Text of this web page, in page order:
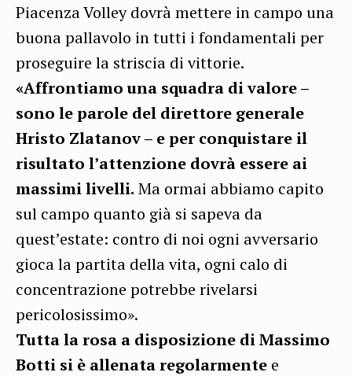
Piacenza Volley dovrà mettere in campo una
buona pallavolo in tutti i fondamentali per
proseguire la striscia di vittorie.
«Affrontiamo una squadra di valore –
sono le parole del direttore generale
Hristo Zlatanov – e per conquistare il
risultato l’attenzione dovrà essere ai
massimi livelli. Ma ormai abbiamo capito
sul campo quanto già si sapeva da
quest’estate: contro di noi ogni avversario
gioca la partita della vita, ogni calo di
concentrazione potrebbe rivelarsi
pericolosissimo».
Tutta la rosa a disposizione di Massimo
Botti si è allenata regolarmente e